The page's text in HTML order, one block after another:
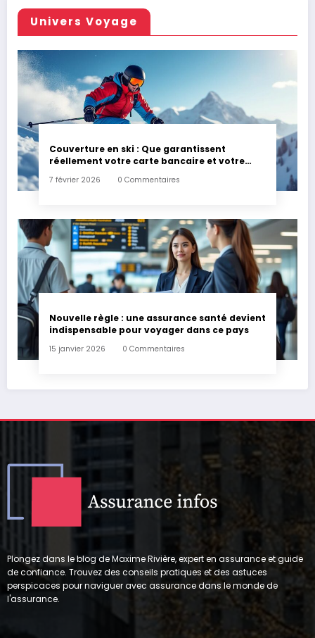
Univers Voyage
Couverture en ski : Que garantissent
réellement votre carte bancaire et votre
7 février 2026 0 Commentaires
Nouvelle règle : une assurance santé devient
indispensable pour voyager dans ce pays
15 janvier 2026 0 Commentaires
Plongez dans le blog de Maxime Rivière, expert en assurance et guide
de confiance. Trouvez des conseils pratiques et des astuces
perspicaces pour naviguer avec assurance dans le monde de
l'assurance.